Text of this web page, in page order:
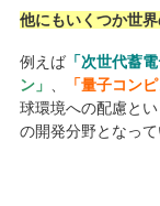
他にもいくつか世
例えば「次世代蓄電
ン」
「量子コン
球環境への配慮と
の開発分野となって